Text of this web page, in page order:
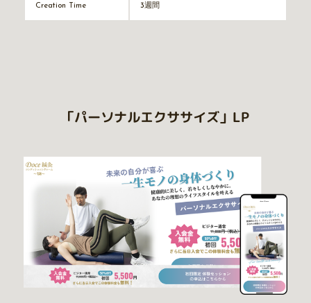
Creation Time 3週間
「パーソナルエクササイズ」LP